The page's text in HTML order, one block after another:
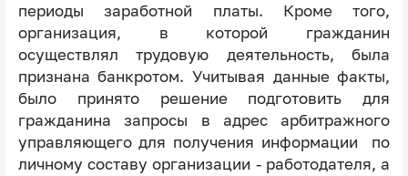
периоды заработной платы. Кроме того,
организация, в которой гражданин
осуществлял трудовую деятельность, была
признана банкротом. Учитывая данные факты,
было принято решение подготовить для
гражданина запросы в адрес арбитражного
управляющего для получения информации по
личному составу организации - работодателя, а